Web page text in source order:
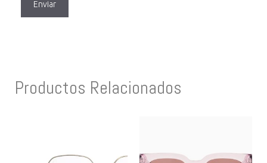
Productos Relacionados